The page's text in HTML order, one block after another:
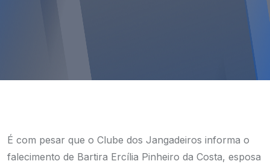
É com pesar que o Clube dos Jangadeiros informa o
falecimento de Bartira Ercília Pinheiro da Costa, esposa